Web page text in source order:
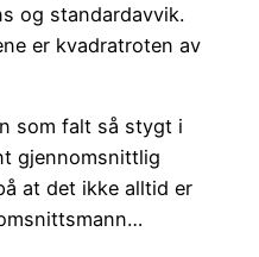
og standardavvik.
er kvadratroten av
som falt så stygt i
gjennomsnittlig
at det ikke alltid er